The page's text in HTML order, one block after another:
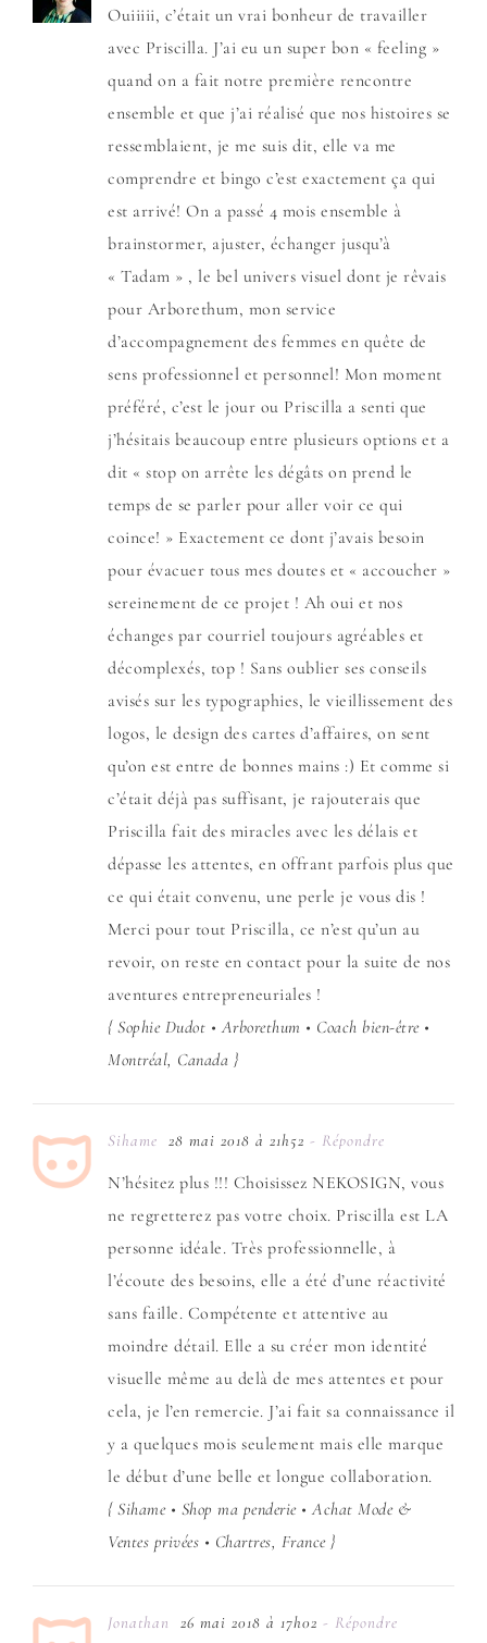
Ouiiiii, c’était un vrai bonheur de travailler
avec Priscilla. J’ai eu un super bon « feeling »
quand on a fait notre première rencontre
ensemble et que j’ai réalisé que nos histoires se
ressemblaient, je me suis dit, elle va me
comprendre et bingo c’est exactement ça qui
est arrivé! On a passé 4 mois ensemble à
brainstormer, ajuster, échanger jusqu’à
« Tadam » , le bel univers visuel dont je rêvais
pour Arborethum, mon service
d’accompagnement des femmes en quête de
sens professionnel et personnel! Mon moment
préféré, c’est le jour ou Priscilla a senti que
j’hésitais beaucoup entre plusieurs options et a
dit « stop on arrête les dégâts on prend le
temps de se parler pour aller voir ce qui
coince! » Exactement ce dont j’avais besoin
pour évacuer tous mes doutes et « accoucher »
sereinement de ce projet ! Ah oui et nos
échanges par courriel toujours agréables et
décomplexés, top ! Sans oublier ses conseils
avisés sur les typographies, le vieillissement des
logos, le design des cartes d’affaires, on sent
qu’on est entre de bonnes mains :) Et comme si
c’était déjà pas suffisant, je rajouterais que
Priscilla fait des miracles avec les délais et
dépasse les attentes, en offrant parfois plus que
ce qui était convenu, une perle je vous dis !
Merci pour tout Priscilla, ce n’est qu’un au
revoir, on reste en contact pour la suite de nos
aventures entrepreneuriales !
{ Sophie Dudot • Arborethum • Coach bien-être •
Montréal, Canada }
Sihame 28 mai 2018 à 21h52 - Répondre
N’hésitez plus !!! Choisissez NEKOSIGN, vous
ne regretterez pas votre choix. Priscilla est LA
personne idéale. Très professionnelle, à
l’écoute des besoins, elle a été d’une réactivité
sans faille. Compétente et attentive au
moindre détail. Elle a su créer mon identité
visuelle même au delà de mes attentes et pour
cela, je l’en remercie. J’ai fait sa connaissance il
y a quelques mois seulement mais elle marque
le début d’une belle et longue collaboration.
{ Sihame • Shop ma penderie • Achat Mode &
Ventes privées • Chartres, France }
Jonathan 26 mai 2018 à 17h02 - Répondre